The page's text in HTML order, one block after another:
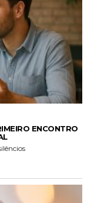
ENCONTRO